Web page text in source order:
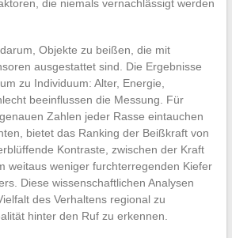
die niemals vernachlässigt werden
Objekte zu beißen, die mit
ausgestattet sind. Die Ergebnisse
zu Individuum: Alter, Energie,
beeinflussen die Messung. Für
Zahlen jeder Rasse eintauchen
bietet das Ranking der Beißkraft von
Kontraste, zwischen der Kraft
weitaus weniger furchterregenden Kiefer
Diese wissenschaftlichen Analysen
des Verhaltens regional zu
hinter den Ruf zu erkennen.